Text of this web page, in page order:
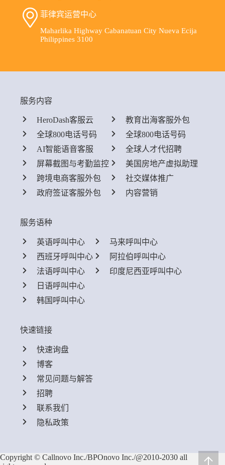
菲律宾运营中心
Maharlika Highway Cabanatuan City Nueva Ecija
Philippines 3100
服务内容
HeroDash客服云
全球800电话号码
AI智能语音客服
屏幕截图与考勤监控
跨境电商客服外包
政府签证客服外包
教育出海客服外包
全球800电话号码
全球人才代招聘
美国房地产虚拟助理
社交媒体推广
内容营销
服务语种
英语呼叫中心
西班牙呼叫中心
法语呼叫中心
日语呼叫中心
韩国呼叫中心
马来呼叫中心
阿拉伯呼叫中心
印度尼西亚呼叫中心
快速链接
快速询盘
博客
常见问题与解答
招聘
联系我们
隐私政策
Copyright © Callnovo Inc./BPOnovo Inc./@2010-2030 all